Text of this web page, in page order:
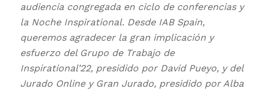
audiencia congregada en ciclo de conferencias y
la Noche Inspirational. Desde IAB Spain,
queremos agradecer la gran implicación y
esfuerzo del Grupo de Trabajo de
Inspirational’22, presidido por David Pueyo, y del
Jurado Online y Gran Jurado, presidido por Alba